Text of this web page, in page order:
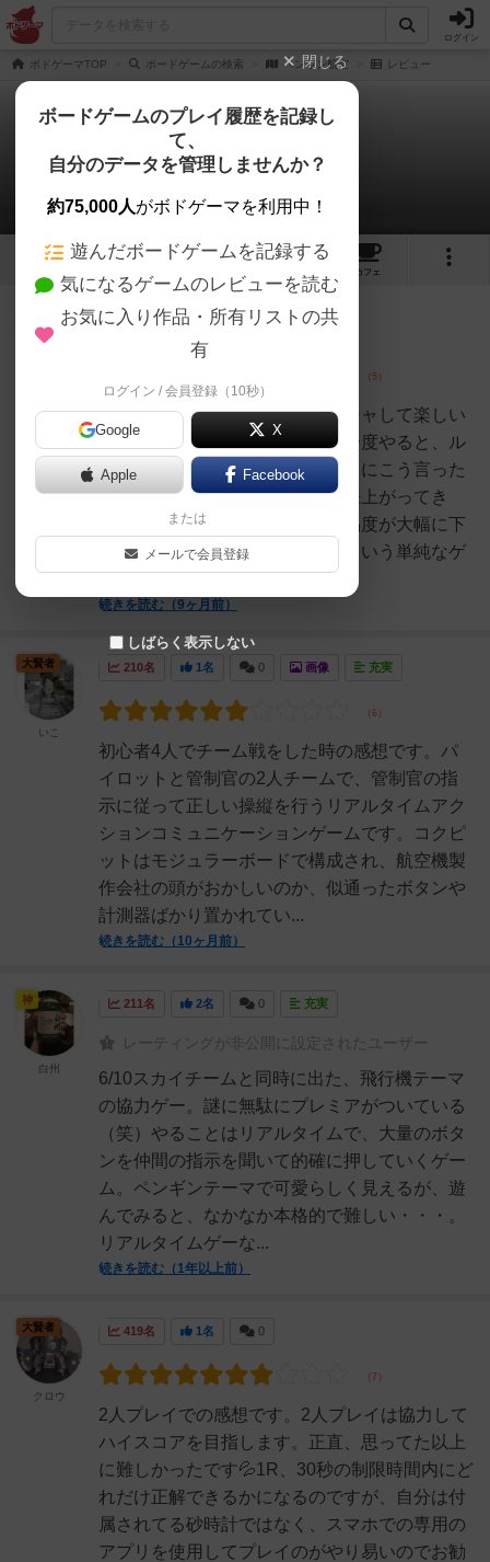
ログイン
ボドゲーマTOP ボードゲームの検索 ペンギン航空 レビュー
ペンギン航空
5件のレビュー
1 5
カフェ
173名
初めてプレイした時はワチャワチャして楽しい
のですが、同じメンバーでもう一度やると、ル
ールに則ったやり方でもそれなりにこう言った
らここみたいなキーワードが出来上がってき
て、簡単になってしまうので難易度が大幅に下
がってしまい、ただ探して触るという単純なゲ
ームに成り下がってしまう...
続きを読む（9ヶ月前）
皇帝
210名 1名 0 画像 充実
初心者4人でチーム戦をした時の感想です。パ
イロットと管制官の2人チームで、管制官の指
示に従って正しい操縦を行うリアルタイムアク
ションコミュニケーションゲームです。コクピ
ットはモジュラーボードで構成され、航空機製
作会社の頭がおかしいのか、似通ったボタンや
計測器ばかり置かれてい...
続きを読む（10ヶ月前）
大賢者
いこ
211名 2名 0 充実
レーティングが非公開に設定されたユーザー
6/10スカイチームと同時に出た、飛行機テーマ
の協力ゲー。謎に無駄にプレミアがついている
（笑）やることはリアルタイムで、大量のボタ
ンを仲間の指示を聞いて的確に押していくゲー
ム。ペンギンテーマで可愛らしく見えるが、遊
んでみると、なかなか本格的で難しい・・・。
リアルタイムゲーな...
続きを読む（1年以上前）
神
白州
419名 1名 0
2人プレイでの感想です。2人プレイは協力して
ハイスコアを目指します。正直、思ってた以上
に難しかったです💦1R、30秒の制限時間内にど
れだけ正解できるかになるのですが、自分は付
属されてる砂時計ではなく、スマホでの専用の
アプリを使用してプレイのがやり易いのでお勧
大賢者
クロウ
閉じる
ボードゲームのプレイ履歴を記録し
て、
自分のデータを管理しませんか？
約75,000人がボドゲーマを利用中！
遊んだボードゲームを記録する
気になるゲームのレビューを読む
お気に入り作品・所有リストの共
有
ログイン / 会員登録（10秒）
Google X
Apple Facebook
または
メールで会員登録
しばらく表示しない